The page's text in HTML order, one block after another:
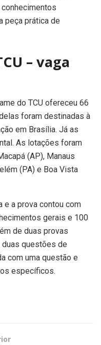
peça prática de
– vaga
do TCU ofereceu 66
foram destinadas à
em Brasília. Já as
As lotações foram
(AP), Manaus
(PA) e Boa Vista
e a prova contou com
gerais e 100
de duas provas
questões de
com uma questão e
específicos.